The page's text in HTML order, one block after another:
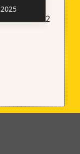
Seite 7 von 22